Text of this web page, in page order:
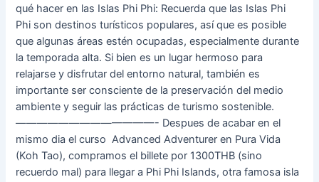
qué hacer en las Islas Phi Phi: Recuerda que las Islas Phi
Phi son destinos turísticos populares, así que es posible
que algunas áreas estén ocupadas, especialmente durante
la temporada alta. Si bien es un lugar hermoso para
relajarse y disfrutar del entorno natural, también es
importante ser consciente de la preservación del medio
ambiente y seguir las prácticas de turismo sostenible.
—————————————- Despues de acabar en el
mismo dia el curso Advanced Adventurer en Pura Vida
(Koh Tao), compramos el billete por 1300THB (sino
recuerdo mal) para llegar a Phi Phi Islands, otra famosa isla